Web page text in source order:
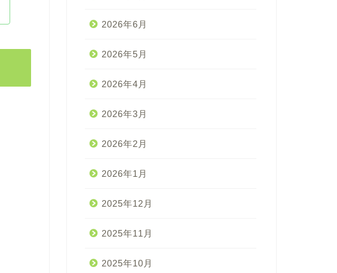
2026年6月
2026年5月
2026年4月
2026年3月
2026年2月
2026年1月
2025年12月
2025年11月
2025年10月